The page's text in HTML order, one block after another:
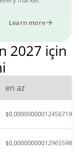
Learn more
2027 için
en az
$0,00000000012456719
$0,00000000012965598